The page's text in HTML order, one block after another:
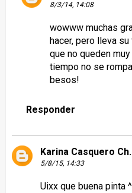
8/3/14, 14:08
wowww muchas
hacer, pero lleva
que no queden
tiempo no se
besos!
Responder
Karina Casquero Ch.
5/8/15, 14:33
Uixx que buena pinta